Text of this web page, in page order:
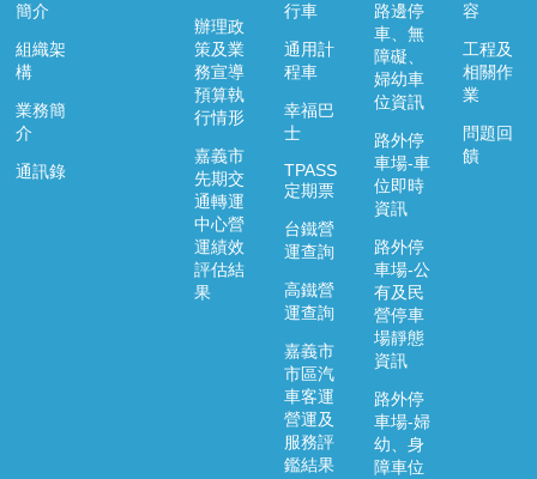
簡介
組織架
構
業務簡
介
通訊錄
辦理政
策及業
務宣導
預算執
行情形
嘉義市
先期交
通轉運
中心營
運績效
評估結
果
行車
通用計
程車
幸福巴
士
TPASS
定期票
台鐵營
運查詢
高鐵營
運查詢
嘉義市
市區汽
車客運
營運及
服務評
鑑結果
路邊停
車、無
障礙、
婦幼車
位資訊
路外停
車場-車
位即時
資訊
路外停
車場-公
有及民
營停車
場靜態
資訊
路外停
車場-婦
幼、身
障車位
容
工程及
相關作
業
問題回
饋